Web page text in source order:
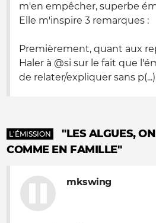
m'en empêcher, superbe
Elle m'inspire 3 remarques :
Premièrement, quant aux
Haler à @si sur le fait que
de relater/expliquer sans p(...)
L'ÉMISSION
"LES ALGUES,
COMME EN FAMILLE"
mkswing